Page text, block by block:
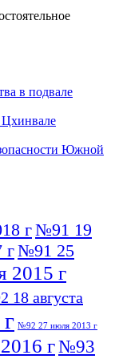
в подвале
Южной
г№91 19
г№91 25
2015 г
18 августа
№92 27 июля 2013 г
г№93